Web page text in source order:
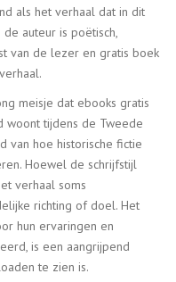
als het verhaal dat in dit
auteur is poëtisch,
van de lezer en gratis boek
meisje dat ebooks gratis
woont tijdens de Tweede
van hoe historische fictie
Hoewel de schrijfstijl
verhaal soms
richting of doel. Het
hun ervaringen en
is een aangrijpend
te zien is.